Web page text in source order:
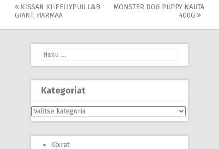
Post
navigation
KISSAN KIIPEILYPUU L&B
GIANT, HARMAA
MONSTER DOG PUPPY NAUTA
400G
Haku:
Kategoriat
Kategoriat
Koirat